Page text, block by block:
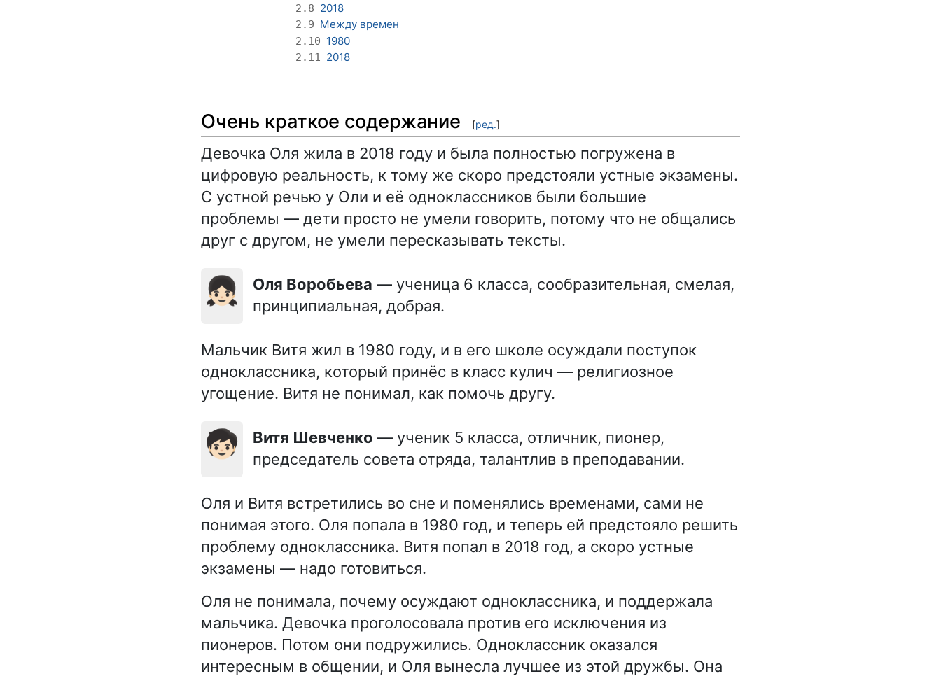
2.8 2018
2.9 Между времен
2.10 1980
2.11 2018
Очень краткое содержание [ред.]
Девочка Оля жила в 2018 году и была полностью погружена в
цифровую реальность, к тому же скоро предстояли устные экзамены.
С устной речью у Оли и её одноклассников были большие
проблемы — дети просто не умели говорить, потому что не общались
друг с другом, не умели пересказывать тексты.
👧🏻 Оля Воробьева — ученица 6 класса, сообразительная, смелая,
принципиальная, добрая.
Мальчик Витя жил в 1980 году, и в его школе осуждали поступок
одноклассника, который принёс в класс кулич — религиозное
угощение. Витя не понимал, как помочь другу.
🧒🏻 Витя Шевченко — ученик 5 класса, отличник, пионер,
председатель совета отряда, талантлив в преподавании.
Оля и Витя встретились во сне и поменялись временами, сами не
понимая этого. Оля попала в 1980 год, и теперь ей предстояло решить
проблему одноклассника. Витя попал в 2018 год, а скоро устные
экзамены — надо готовиться.
Оля не понимала, почему осуждают одноклассника, и поддержала
мальчика. Девочка проголосовала против его исключения из
пионеров. Потом они подружились. Одноклассник оказался
интересным в общении, и Оля вынесла лучшее из этой дружбы. Она